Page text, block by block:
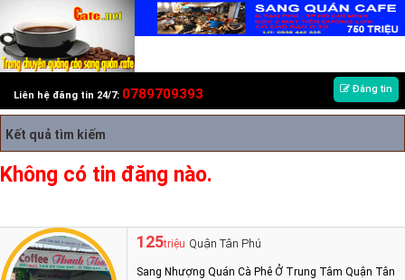
Liên hệ đăng tin 24/7: 0789709393 Đăng tin
Kết quả tìm kiếm
Không có tin đăng nào.
125triệu Quận Tân Phú
Sang Nhượng Quán Cà Phê Ở Trung Tâm Quận Tân